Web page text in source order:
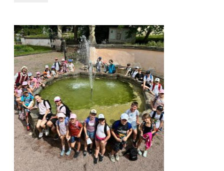
i
důvtip
žáků
III.
A: